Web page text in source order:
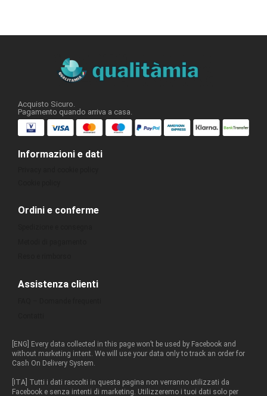
Acquisto Sicuro.
Pagamento quando arriva a casa.
Informazioni e dati
Ordini e conferme
Assistenza clienti
[ENG] Every data collected in this page won’t be used by Facebook and
without marketing intent. We will use your data only to track an order for
Cash On Delivery System.
[ITA] Tutti i dati raccolti in questa pagina non verranno utilizzati da
Facebook e senza intenti di marketing. Utilizzeremo i tuoi dati solo per